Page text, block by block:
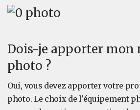
Dois-je apporter mon
photo ?
Oui, vous devez apporter votre
photo. Le choix de l'équipement